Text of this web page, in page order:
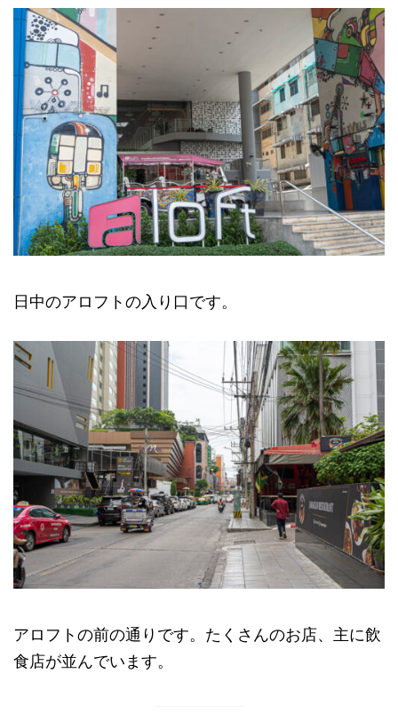
日中のアロフトの入り口です。
アロフトの前の通りです。たくさんのお店、主に飲
食店が並んでいます。